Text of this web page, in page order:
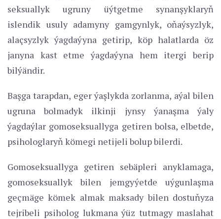
seksuallyk ugruny üýtgetme synanşyklaryň
islendik usuly adamyny gamgynlyk, oňaýsyzlyk,
alaçsyzlyk ýagdaýyna getirip, köp halatlarda öz
janyna kast etme ýagdaýyna hem itergi berip
bilýändir.
Başga tarapdan, eger ýaşlykda zorlanma, aýal bilen
ugruna bolmadyk ilkinji jynsy ýanaşma ýaly
ýagdaýlar gomoseksuallyga getiren bolsa, elbetde,
psihologlaryň kömegi netijeli bolup bilerdi.
Gomoseksuallyga getiren sebäpleri anyklamaga,
gomoseksuallyk bilen jemgyýetde uýgunlaşma
geçmäge kömek almak maksady bilen dostuňyza
tejribeli psiholog lukmana ýüz tutmagy maslahat